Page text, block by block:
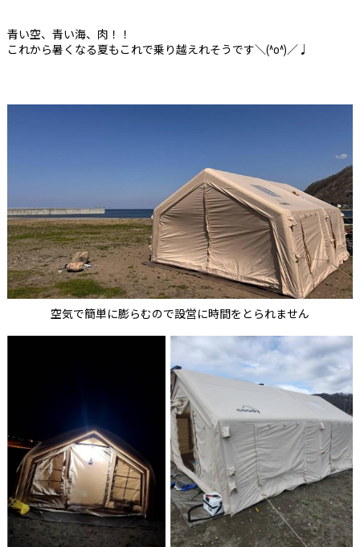
青い空、青い海、肉！！
これから暑くなる夏もこれで乗り越えれそうです＼(^o^)／♩
空気で簡単に膨らむので設営に時間をとられません